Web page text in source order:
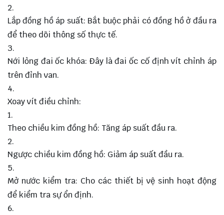
Lắp đồng hồ áp suất: Bắt buộc phải có đồng hồ ở đầu ra
để theo dõi thông số thực tế.
Nới lỏng đai ốc khóa: Đây là đai ốc cố định vít chỉnh áp
trên đỉnh van.
Xoay vít điều chỉnh:
Theo chiều kim đồng hồ: Tăng áp suất đầu ra.
Ngược chiều kim đồng hồ: Giảm áp suất đầu ra.
Mở nước kiểm tra: Cho các thiết bị vệ sinh hoạt động
để kiểm tra sự ổn định.